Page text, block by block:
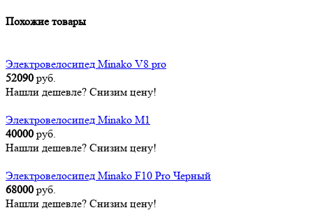
Похожие товары
Электровелосипед Minako V8 pro
52090 руб.
Нашли дешевле? Снизим цену!
Электровелосипед Minako M1
40000 руб.
Нашли дешевле? Снизим цену!
Электровелосипед Minako F10 Pro Черный
68000 руб.
Нашли дешевле? Снизим цену!